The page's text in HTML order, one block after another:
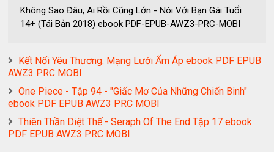
Không Sao Đâu, Ai Rồi Cũng Lớn - Nói Với Bạn Gái Tuổi
14+ (Tái Bản 2018) ebook PDF-EPUB-AWZ3-PRC-MOBI
Kết Nối Yêu Thương: Mạng Lưới Ấm Áp ebook PDF EPUB
AWZ3 PRC MOBI
One Piece - Tập 94 - "Giấc Mơ Của Những Chiến Binh"
ebook PDF EPUB AWZ3 PRC MOBI
Thiên Thần Diệt Thế - Seraph Of The End Tập 17 ebook
PDF EPUB AWZ3 PRC MOBI